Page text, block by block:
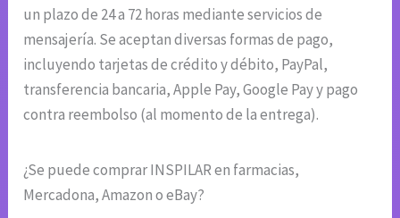
un plazo de 24 a 72 horas mediante servicios de
mensajería. Se aceptan diversas formas de pago,
incluyendo tarjetas de crédito y débito, PayPal,
transferencia bancaria, Apple Pay, Google Pay y pago
contra reembolso (al momento de la entrega).
¿Se puede comprar INSPILAR en farmacias,
Mercadona, Amazon o eBay?